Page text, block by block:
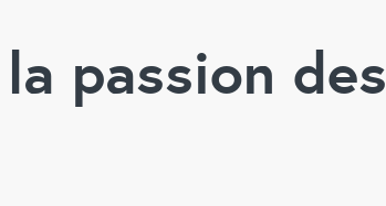
passion des